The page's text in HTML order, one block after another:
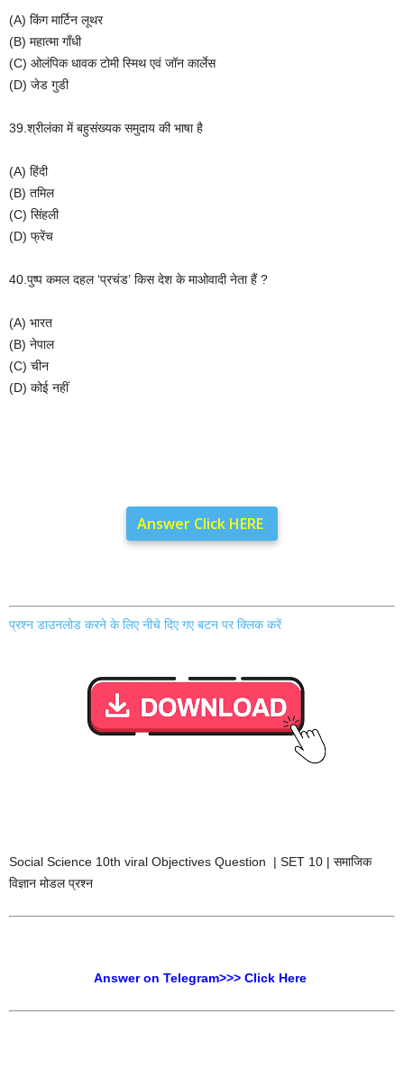
(A) किंग मार्टिन लूथर
(B) महात्मा गाँधी
(C) ओलंपिक धावक टोमी स्मिथ एवं जॉन कार्लेस
(D) जेड गुडी
39.श्रीलंका में बहुसंख्यक समुदाय की भाषा है
(A) हिंदी
(B) तमिल
(C) सिंहली
(D) फ्रेंच
40.पुष्प कमल दहल ‘प्रचंड’ किस देश के माओवादी नेता हैं ?
(A) भारत
(B) नेपाल
(C) चीन
(D) कोई नहीं
Answer Click HERE
प्रश्न डाउनलोड करने के लिए नीचे दिए गए बटन पर क्लिक करें
Social Science 10th viral Objectives Question | SET 10 | समाजिक
विज्ञान मोडल प्रश्न
Answer on Telegram>>> Click Here